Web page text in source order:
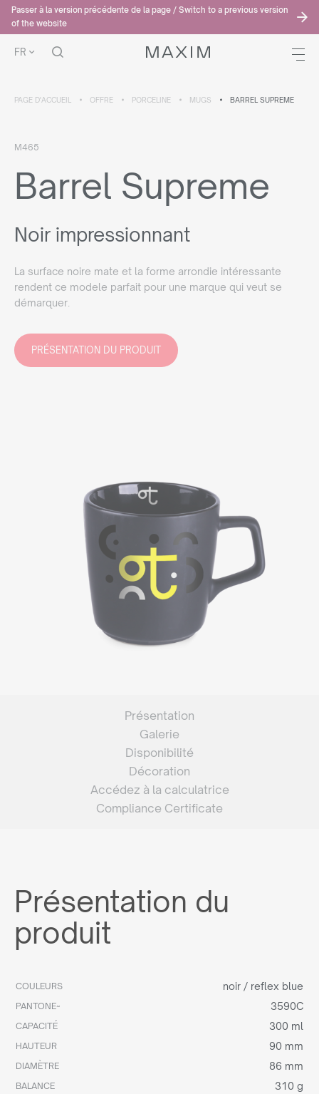
Passer à la version précédente de la page / Switch to a previous version
of the website
FR
PAGE D'ACCUEIL OFFRE PORCELINE MUGS BARREL SUPREME
M465
Barrel Supreme
Noir impressionnant
La surface noire mate et la forme arrondie intéressante
rendent ce modele parfait pour une marque qui veut se
démarquer.
PRÉSENTATION DU PRODUIT
Présentation
Galerie
Disponibilité
Décoration
Accédez à la calculatrice
Compliance Certificate
Présentation du
produit
COULEURS noir / reflex blue
PANTONE~ 3590C
CAPACITÉ 300 ml
HAUTEUR 90 mm
DIAMÈTRE 86 mm
BALANCE 310 g